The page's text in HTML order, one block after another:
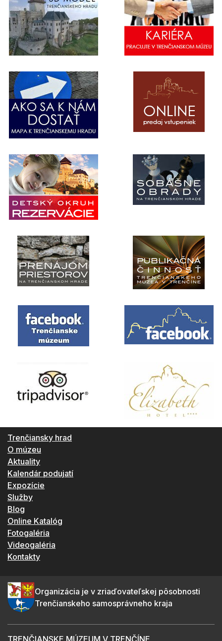
Trenčiansky hrad
O múzeu
Aktuality
Kalendár podujatí
Expozície
Služby
Blog
Online Katalóg
Fotogaléria
Videogaléria
Kontakty
Organizácia je v zriaďovateľskej pôsobnosti
Trenčianskeho samosprávneho kraja
TRENČIANSKE MÚZEUM V TRENČÍNE